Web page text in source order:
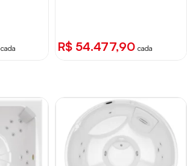
cada R$ 54.477,90 cada